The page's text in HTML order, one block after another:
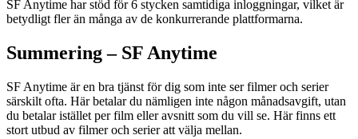
SF Anytime har stöd för 6 stycken samtidiga inloggningar, vilket är
betydligt fler än många av de konkurrerande plattformarna.
Summering – SF Anytime
SF Anytime är en bra tjänst för dig som inte ser filmer och serier
särskilt ofta. Här betalar du nämligen inte någon månadsavgift, utan
du betalar istället per film eller avsnitt som du vill se. Här finns ett
stort utbud av filmer och serier att välja mellan.